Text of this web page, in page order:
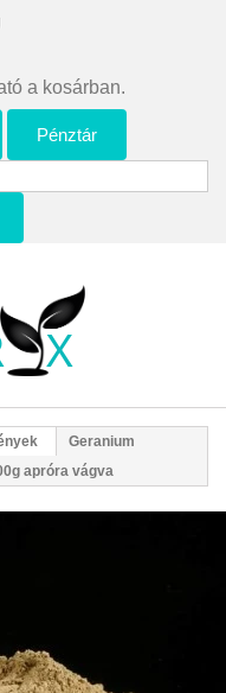
a kosárban.
Pénztár
Geranium
apróra vágva